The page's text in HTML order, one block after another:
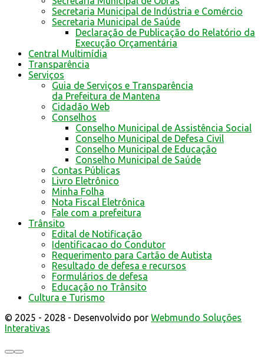
Secretaria Municipal de Indústria e Comércio
Secretaria Municipal de Saúde
Declaração de Publicação do Relatório da
Execução Orçamentária
Central Multimídia
Transparência
Serviços
Guia de Serviços e Transparência
da Prefeitura de Mantena
Cidadão Web
Conselhos
Conselho Municipal de Assistência Social
Conselho Municipal de Defesa Civil
Conselho Municipal de Educação
Conselho Municipal de Saúde
Contas Públicas
Livro Eletrônico
Minha Folha
Nota Fiscal Eletrônica
Fale com a prefeitura
Trânsito
Edital de Notificação
Identificacao do Condutor
Requerimento para Cartão de Autista
Resultado de defesa e recursos
Formulários de defesa
Educação no Trânsito
Cultura e Turismo
© 2025 - 2028 - Desenvolvido por Webmundo Soluções
Interativas